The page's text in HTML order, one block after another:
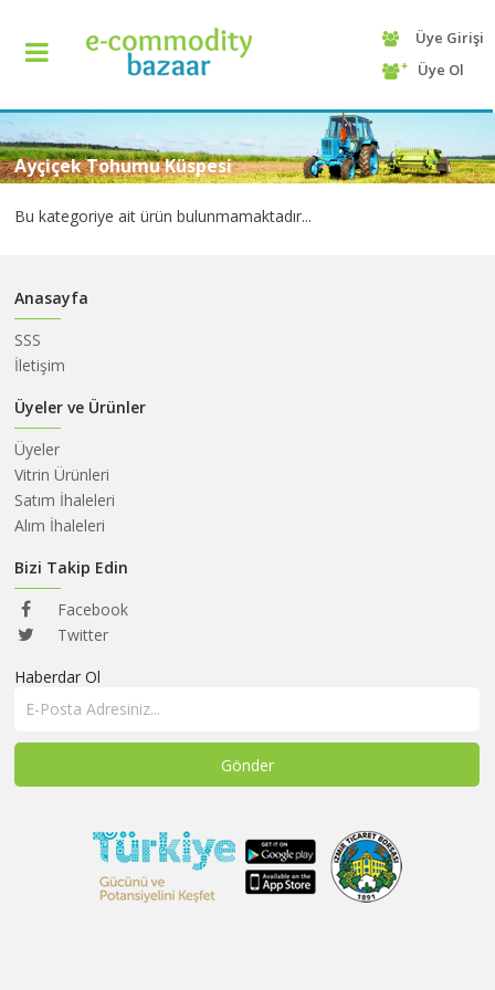
+90
425
13
70
ANASAYFA
KATEGORİ
HAKKIMIZDA
İHALELERİ
ALIM
İHALELERİ
ÜYELER
Üye Girişi
Üye Ol
Ayçiçek Tohumu Küspesi
Bu kategoriye ait ürün bulunmamaktadır...
Anasayfa
SSS
İletişim
Üyeler ve Ürünler
Üyeler
Vitrin Ürünleri
Satım İhaleleri
Alım İhaleleri
Bizi Takip Edin
Facebook
Twitter
Haberdar Ol